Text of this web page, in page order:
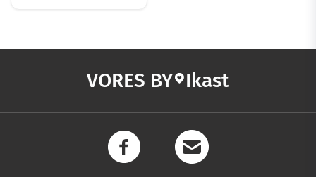
VORES BY Ikast